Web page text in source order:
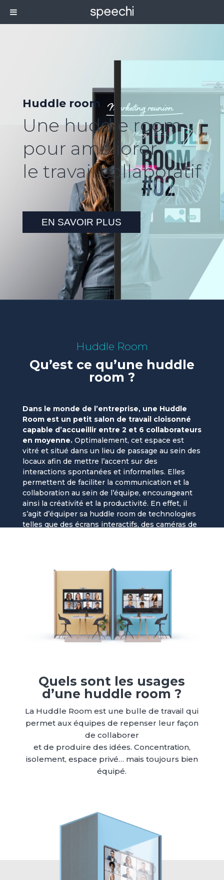
Huddle room
Une huddle room
pour améliorer
le travail collaboratif
EN SAVOIR PLUS
Huddle Room
Qu’est ce qu’une huddle
room ?
Dans le monde de l’entreprise, une Huddle
Room est un petit salon de travail cloisonné
capable d’accueillir entre 2 et 6 collaborateurs
en moyenne.Optimalement, cet espace est
vitré et situé dans un lieu de passage au sein des
locaux afin de mettre l’accent sur des
interactions spontanées et informelles. Elles
permettent de faciliter la communication et la
collaboration au sein de l’équipe, encourageant
ainsi la créativité et la productivité. En effet, il
s’agit d’équiper sa huddle room de technologies
telles que des écrans interactifs, des caméras de
Quels sont les usages
d’une huddle room ?
La Huddle Room est une bulle de travail qui
permet aux équipes de repenser leur façon
de collaborer
et de produire des idées. Concentration,
isolement, espace privé… mais toujours bien
équipé.